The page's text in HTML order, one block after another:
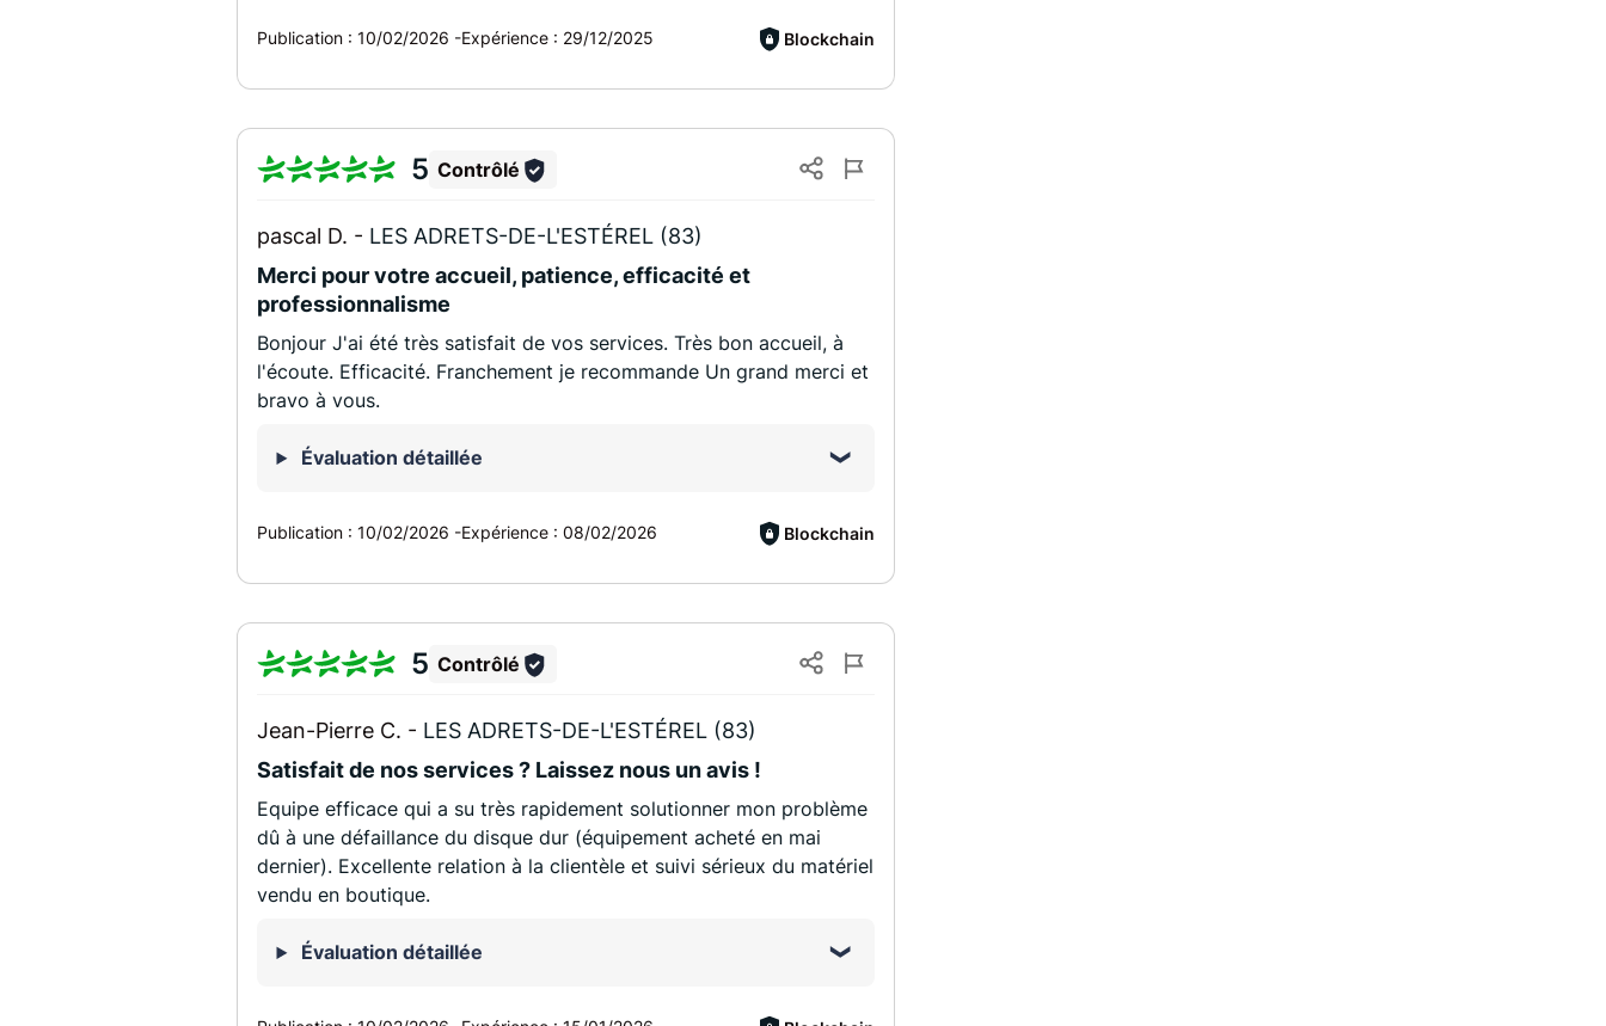
Publication :10/02/2026 -Expérience : 29/12/2025 Blockchain
5 Contrôlé
pascal D. - LES ADRETS-DE-L'ESTÉREL (83)
Merci pour votre accueil, patience, efficacité et
professionnalisme
Bonjour J'ai été très satisfait de vos services. Très bon accueil, à
l'écoute. Efficacité. Franchement je recommande Un grand merci et
bravo à vous.
Évaluation détaillée
Publication :10/02/2026 -Expérience :08/02/2026 Blockchain
5 Contrôlé
Jean-Pierre C. - LES ADRETS-DE-L'ESTÉREL (83)
Satisfait de nos services ? Laissez nous un avis !
Equipe efficace qui a su très rapidement solutionner mon problème
dû à une défaillance du disque dur (équipement acheté en mai
dernier). Excellente relation à la clientèle et suivi sérieux du matériel
vendu en boutique.
Évaluation détaillée